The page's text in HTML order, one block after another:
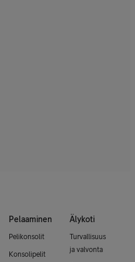
Pelaaminen
Pelikonsolit
Konsolipelit
Älykoti
Turvallisuus
ja valvonta